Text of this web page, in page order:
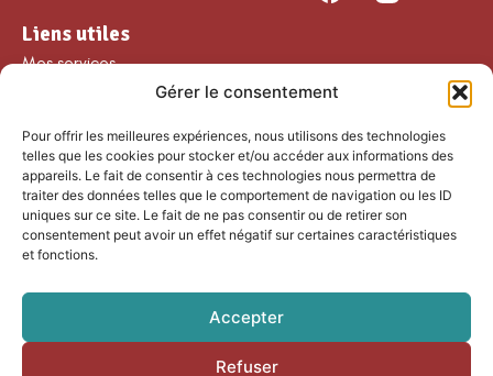
Gérer le consentement
Pour offrir les meilleures expériences, nous utilisons des technologies
telles que les cookies pour stocker et/ou accéder aux informations des
appareils. Le fait de consentir à ces technologies nous permettra de
traiter des données telles que le comportement de navigation ou les ID
uniques sur ce site. Le fait de ne pas consentir ou de retirer son
consentement peut avoir un effet négatif sur certaines caractéristiques
et fonctions.
Accepter
Refuser
Liens utiles
Mes services
Nos loisirs
Agenda
Les temps forts
Partenaires et